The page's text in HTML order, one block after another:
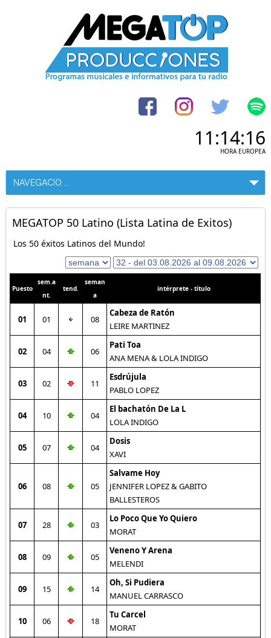
11:14:16
HORA EUROPEA
MEGATOP 50 Latino (Lista Latina de Exitos)
Los 50 éxitos Latinos del Mundo!
Puesto
sem.a
nt.
tend.
seman
a
intérprete - título
01 01 08
Cabeza de Ratón
LEIRE MARTINEZ
02 04 06
Pati Toa
ANA MENA & LOLA INDIGO
03 02 11
Esdrújula
PABLO LOPEZ
04 10 04
El bachatón De La L
LOLA INDIGO
05 07 04
Dosis
XAVI
06 08 05
Salvame Hoy
JENNIFER LOPEZ & GABITO
BALLESTEROS
07 28 03
Lo Poco Que Yo Quiero
MORAT
08 09 05
Veneno Y Arena
MELENDI
09 15 14
Oh, Si Pudiera
MANUEL CARRASCO
10 06 18
Tu Carcel
MORAT